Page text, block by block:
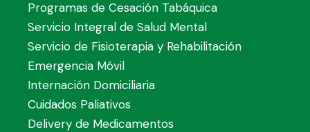
Programas de Cesación Tabáquica
Servicio Integral de Salud Mental
Servicio de Fisioterapia y Rehabilitación
Emergencia Móvil
Internación Domiciliaria
Cuidados Paliativos
Delivery de Medicamentos